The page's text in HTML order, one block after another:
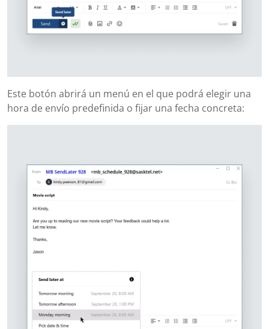
Este botón abrirá un menú en el que podrá elegir una
hora de envío predefinida o fijar una fecha concreta: